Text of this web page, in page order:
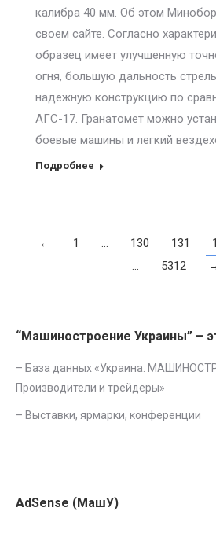
калибра 40 мм. Об этом
своем сайте. Согласно
образец имеет улучшенную
огня, большую дальность
надежную конструкцию по
АГС-17. Гранатомет можно
боевые машины и легкий
Подробнее
← 1 … 130 131
…
5312
“Машиностроение Украины” –
– База данных «Украина.
Производители и трейдеры»
– Выставки, ярмарки, конференции
AdSense (МашУ)